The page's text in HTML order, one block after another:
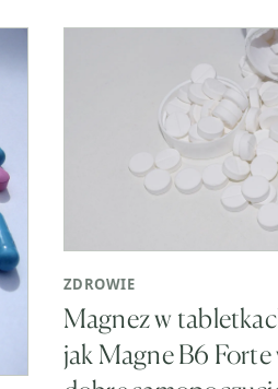
ZDROWIE
Magnez w
jak Magne B6